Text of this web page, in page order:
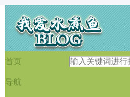
首页
导航